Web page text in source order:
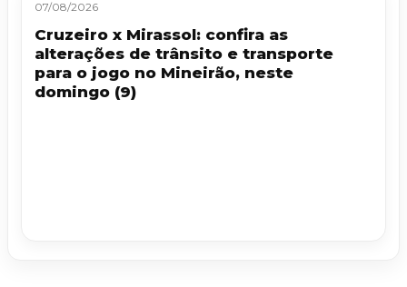
07/08/2026
Cruzeiro x Mirassol: confira as
alterações de trânsito e transporte
para o jogo no Mineirão, neste
domingo (9)